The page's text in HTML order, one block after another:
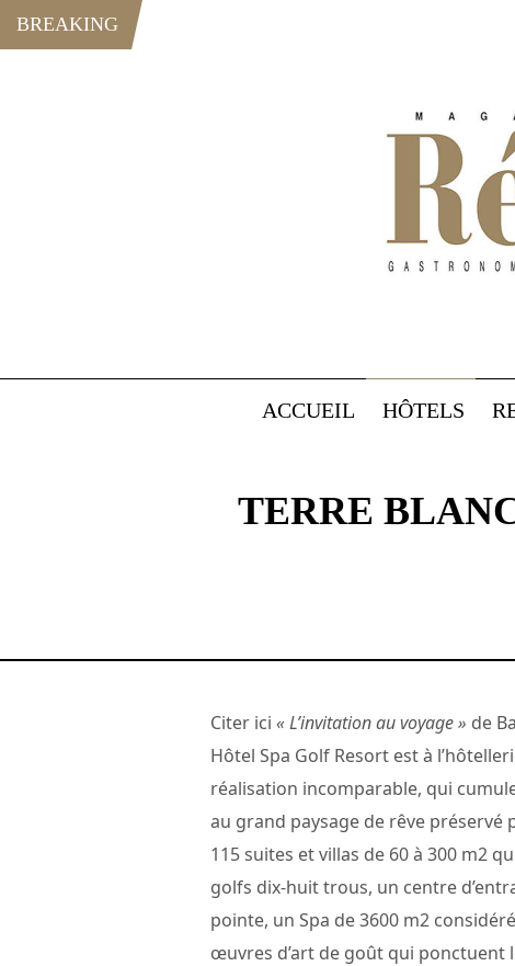
BREAKING
ACCUEIL HÔTELS
TERRE
Citer ici « L’invitation au voyage » de
Hôtel Spa Golf Resort est à
réalisation incomparable, qui
au grand paysage de rêve
115 suites et villas de 60 à 300 m2
golfs dix-huit trous, un centre
pointe, un Spa de 3600 m2
œuvres d’art de goût qui ponctuent